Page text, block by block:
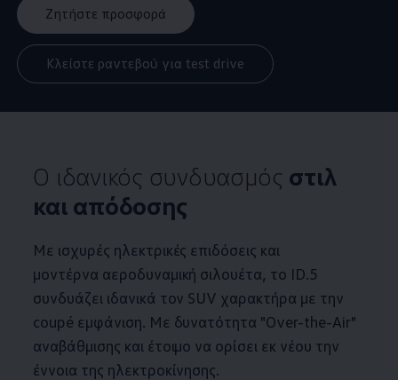
Ζητήστε προσφορά
Κλείστε ραντεβού για test drive
Ο ιδανικός συνδυασμός στιλ
και απόδοσης
Με ισχυρές ηλεκτρικές επιδόσεις και
μοντέρνα αεροδυναμική σιλουέτα, το ID.5
συνδυάζει ιδανικά τον SUV χαρακτήρα με την
coupé εμφάνιση. Με δυνατότητα "Over-the-Air"
αναβάθμισης και έτοιμο να ορίσει εκ νέου την
έννοια της ηλεκτροκίνησης.